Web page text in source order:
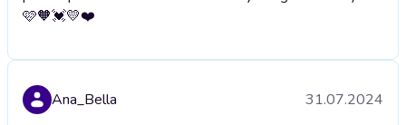
🩷🧡💓💛❤️
Ana_Bella 31.07.2024